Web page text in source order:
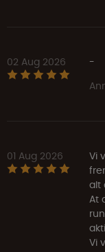
02 Aug 2026
-
01 Aug 2026
Vi
alt
At
Vi